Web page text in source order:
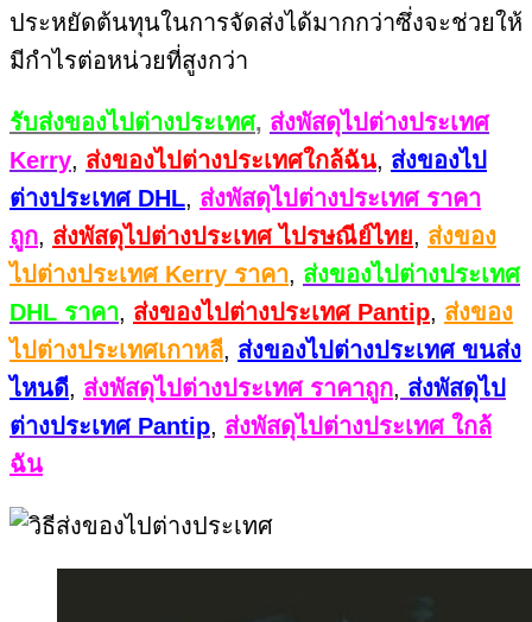
ประหยัดต้นทุนในการจัดส่งได้มากกว่าซึ่งจะช่วยให้
มีกำไรต่อหน่วยที่สูงกว่า
รับส่งของไปต่างประเทศ, ส่งพัสดุไปต่างประเทศ
Kerry, ส่งของไปต่างประเทศใกล้ฉัน, ส่งของไป
ต่างประเทศ DHL, ส่งพัสดุไปต่างประเทศ ราคา
ถูก, ส่งพัสดุไปต่างประเทศ ไปรษณีย์ไทย, ส่งของ
ไปต่างประเทศ Kerry ราคา, ส่งของไปต่างประเทศ
DHL ราคา, ส่งของไปต่างประเทศ Pantip, ส่งของ
ไปต่างประเทศเกาหลี, ส่งของไปต่างประเทศ ขนส่ง
ไหนดี, ส่งพัสดุไปต่างประเทศ ราคาถูก, ส่งพัสดุไป
ต่างประเทศ Pantip, ส่งพัสดุไปต่างประเทศ ใกล้
ฉัน